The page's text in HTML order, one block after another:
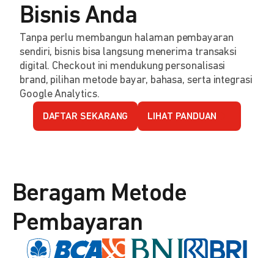
Bisnis Anda
Tanpa perlu membangun halaman pembayaran
sendiri, bisnis bisa langsung menerima transaksi
digital. Checkout ini mendukung personalisasi
brand, pilihan metode bayar, bahasa, serta integrasi
Google Analytics.
DAFTAR SEKARANG LIHAT PANDUAN
Beragam Metode
Pembayaran